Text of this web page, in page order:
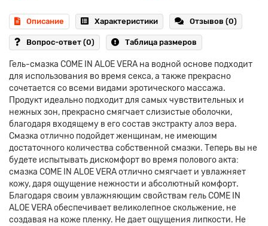
Описание Характеристики Отзывов (0)
Вопрос-ответ (0) Таблица размеров
Гель-смазка COME IN ALOE VERA на водной основе подходит
для использования во время секса, а также прекрасно
сочетается со всеми видами эротического массажа.
Продукт идеально подходит для самых чувствительных и
нежных зон, прекрасно смягчает слизистые оболочки,
благодаря входящему в его состав экстракту алоэ вера.
Смазка отлично подойдет женщинам, не имеющим
достаточного количества собственной смазки. Теперь вы не
будете испытывать дискомфорт во время полового акта:
смазка COME IN ALOE VERA отлично смягчает и увлажняет
кожу, даря ощущение нежности и абсолютный комфорт.
Благодаря своим увлажняющим свойствам гель COME IN
ALOE VERA обеспечивает великолепное скольжение, не
создавая на коже пленку. Не дает ощущения липкости. Не